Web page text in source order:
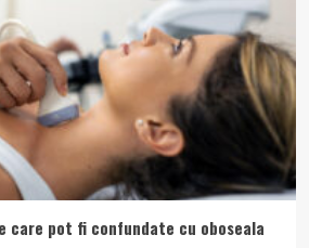
care pot fi confundate cu oboseala